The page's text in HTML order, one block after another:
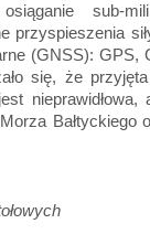
sub-
przyspieszenia
(GNSS): GPS,
się, że
nieprawidłowa,
Bałtyckiego